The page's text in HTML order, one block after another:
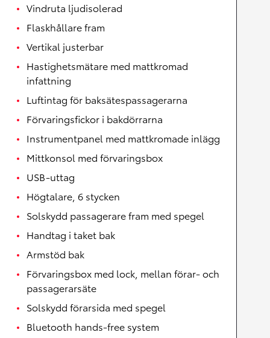
Vindruta ljudisolerad
Flaskhållare fram
Vertikal justerbar
Hastighetsmätare med mattkromad
infattning
Luftintag för baksätespassagerarna
Förvaringsfickor i bakdörrarna
Instrumentpanel med mattkromade inlägg
Mittkonsol med förvaringsbox
USB-uttag
Högtalare, 6 stycken
Solskydd passagerare fram med spegel
Handtag i taket bak
Armstöd bak
Förvaringsbox med lock, mellan förar- och
passagerarsäte
Solskydd förarsida med spegel
Bluetooth hands-free system